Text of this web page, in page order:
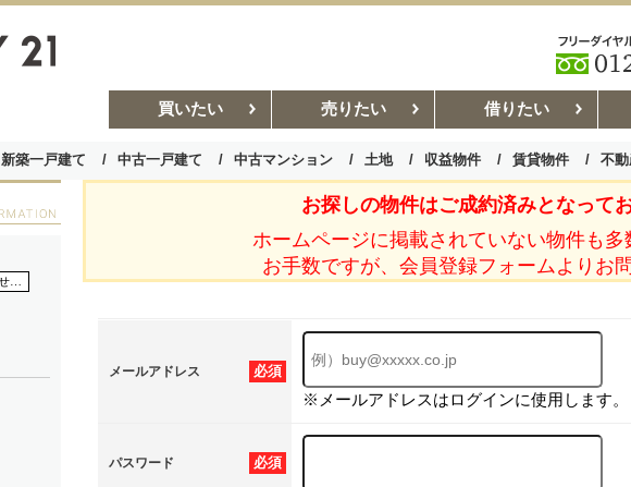
買いたい 売りたい 借りたい
新築一戸建て 中古一戸建て 中古マンション 土地 収益物件 賃貸物件 不
お部屋探しコラム 賃貸管理コ
お探しの物件はご成約済みとなってお
ホームページに掲載されていない物件も多
お手数ですが、会員登録フォームよりお
必須
メールアドレス
※メールアドレスはログインに使用します。
必須
パスワード